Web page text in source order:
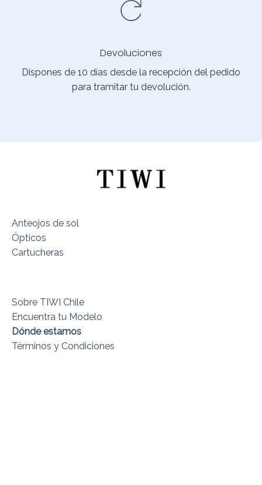
Devoluciones
Dispones de 10 días desde la recepción del pedido
para tramitar tu devolución.
Anteojos de sol
Ópticos
Cartucheras
Sobre TIWI Chile
Encuentra tu Modelo
Dónde estamos
Términos y Condiciones